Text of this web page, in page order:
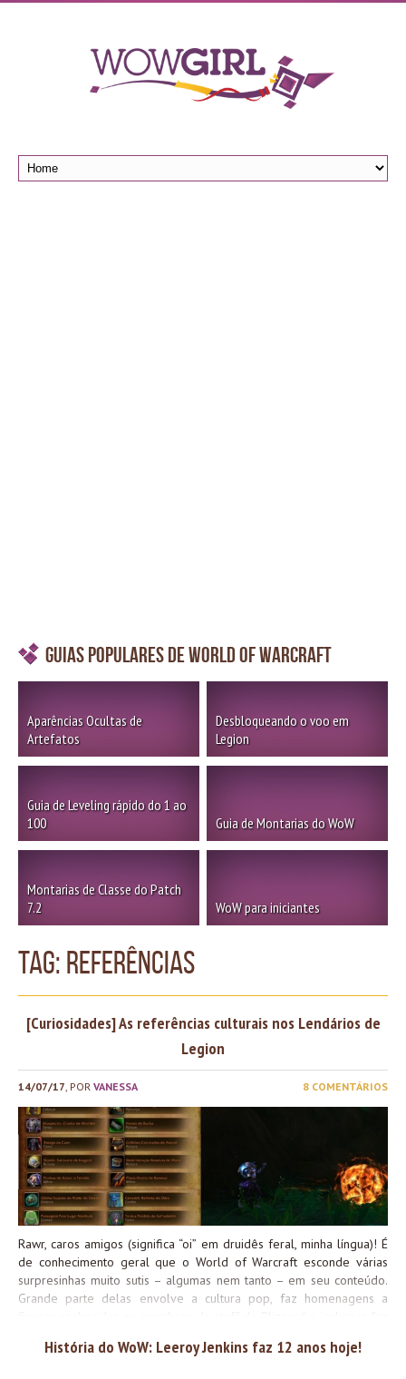
Guias Populares de World of Warcraft
Aparências Ocultas de
Artefatos
Desbloqueando o voo em
Legion
Guia de Leveling rápido do 1 ao
100
Guia de Montarias do WoW
Montarias de Classe do Patch
7.2
WoW para iniciantes
TAG: referências
[Curiosidades] As referências culturais nos Lendários de
Legion
14/07/17, POR VANESSA 8 COMENTÁRIOS
Rawr, caros amigos (significa “oi” em druidês feral, minha língua)! É
de conhecimento geral que o World of Warcraft esconde várias
surpresinhas muito sutis – algumas nem tanto – em seu conteúdo.
Grande parte delas envolve a cultura pop, faz homenagens a
inseridos de forma criativa em diversos aspectos do jogo (missões,
História do WoW: Leeroy Jenkins faz 12 anos hoje!